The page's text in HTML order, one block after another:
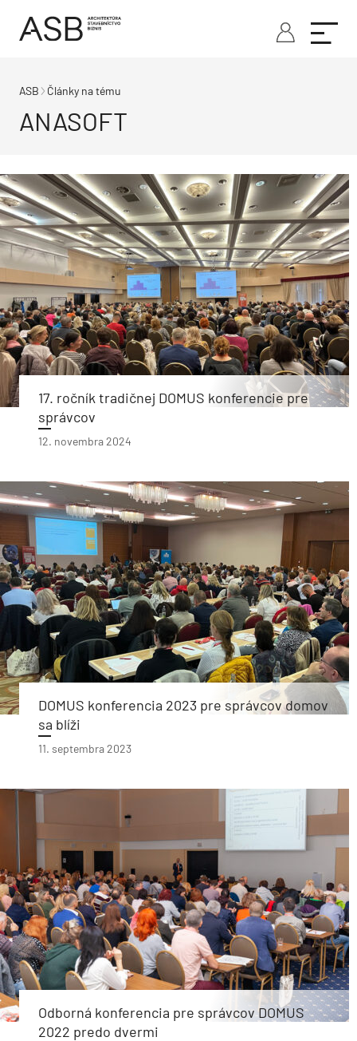
ASB Články na tému
ANASOFT
17. ročník tradičnej DOMUS konferencie pre
správcov
12. novembra 2024
DOMUS konferencia 2023 pre správcov domov
sa blíži
11. septembra 2023
Odborná konferencia pre správcov DOMUS
2022 predo dvermi